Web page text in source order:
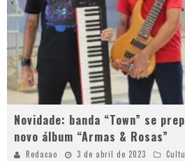
Novidade: banda “Town” se
novo álbum “Armas & Rosas”
Redacao 3 de abril de 2023